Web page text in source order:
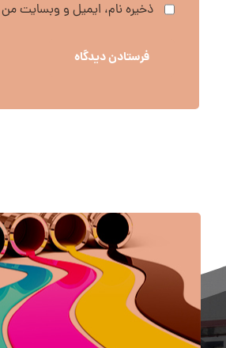
ذخیره نام، ایمیل و وبسایت من
فرستادن دیدگاه